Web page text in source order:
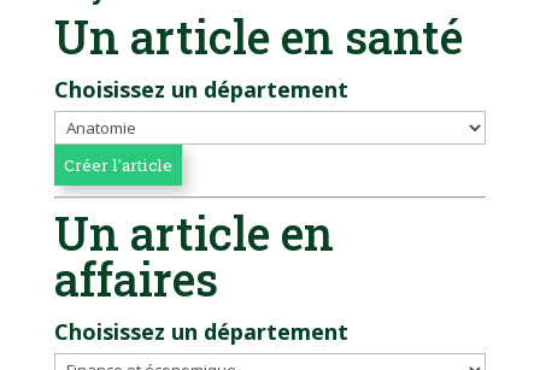
Un article en santé
Choisissez un département
Un article en
affaires
Choisissez un département